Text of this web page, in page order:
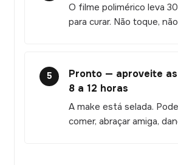
O filme polimérico leva
para curar. Não toque,
5
Pronto — aproveite
8 a 12 horas
A make está selada.
comer, abraçar amiga,